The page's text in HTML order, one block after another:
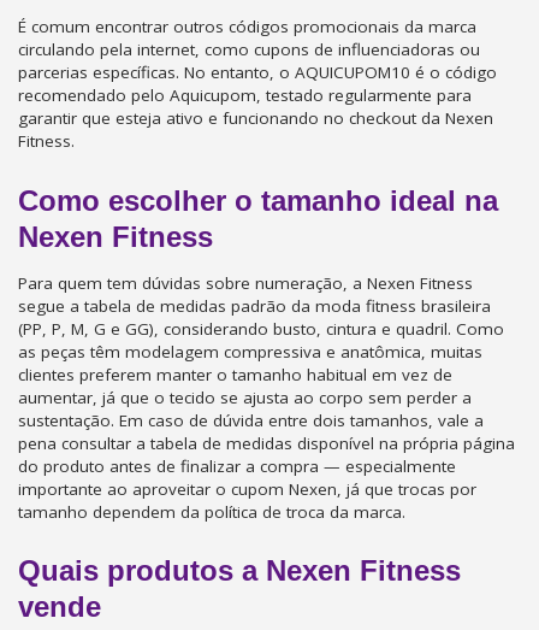
É comum encontrar outros códigos promocionais da marca
circulando pela internet, como cupons de influenciadoras ou
parcerias específicas. No entanto, o AQUICUPOM10 é o código
recomendado pelo Aquicupom, testado regularmente para
garantir que esteja ativo e funcionando no checkout da Nexen
Fitness.
Como escolher o tamanho ideal na
Nexen Fitness
Para quem tem dúvidas sobre numeração, a Nexen Fitness
segue a tabela de medidas padrão da moda fitness brasileira
(PP, P, M, G e GG), considerando busto, cintura e quadril. Como
as peças têm modelagem compressiva e anatômica, muitas
clientes preferem manter o tamanho habitual em vez de
aumentar, já que o tecido se ajusta ao corpo sem perder a
sustentação. Em caso de dúvida entre dois tamanhos, vale a
pena consultar a tabela de medidas disponível na própria página
do produto antes de finalizar a compra — especialmente
importante ao aproveitar o cupom Nexen, já que trocas por
tamanho dependem da política de troca da marca.
Quais produtos a Nexen Fitness
vende